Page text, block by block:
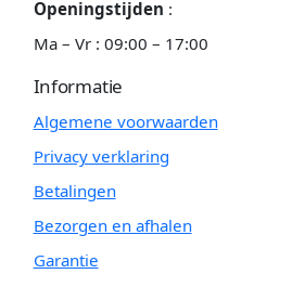
Openingstijden :
Ma – Vr : 09:00 – 17:00
Informatie
Algemene voorwaarden
Privacy verklaring
Betalingen
Bezorgen en afhalen
Garantie